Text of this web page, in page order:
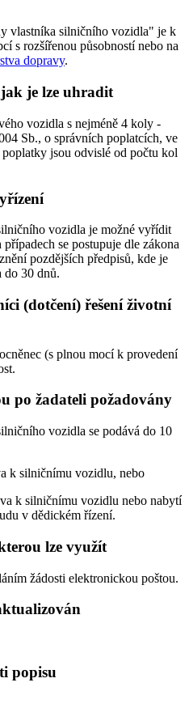
vlastníka silničního vozidla" je k
s rozšířenou působností nebo na
dopravy.
je lze uhradit
vozidla s nejméně 4 koly -
Sb., o správních poplatcích, ve
jsou odvislé od počtu kol
vozidla je možné vyřídit
se postupuje dle zákona
pozdějších předpisů, kde je
do 30 dnů.
(dotčení) řešení životní
(s plnou mocí k provedení
po žadateli požadovány
vozidla se podává do 10
k silničnímu vozidlu, nebo
k silničnímu vozidlu nebo nabytí
v dědickém řízení.
lze využít
žádosti elektronickou poštou.
popisu